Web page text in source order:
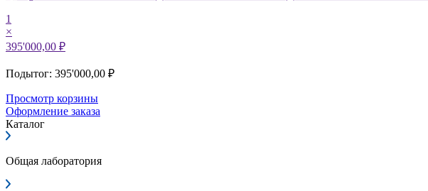
1
×
395'000,00 ₽
Подытог: 395'000,00 ₽
Просмотр корзины
Оформление заказа
Каталог
Общая лаборатория